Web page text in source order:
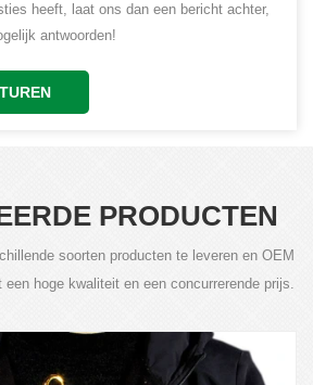
heeft, laat ons dan een bericht achter,
antwoorden!
PRODUCTEN
soorten producten te leveren en OEM
hoge kwaliteit en een concurrerende prijs.